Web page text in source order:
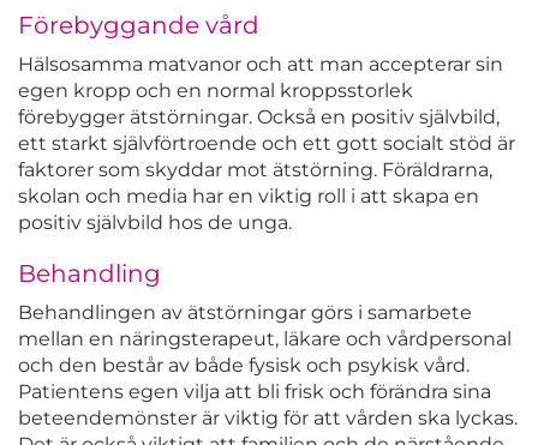
Förebyggande vård
Hälsosamma matvanor och att man accepterar sin
egen kropp och en normal kroppsstorlek
förebygger ätstörningar. Också en positiv självbild,
ett starkt självförtroende och ett gott socialt stöd är
faktorer som skyddar mot ätstörning. Föräldrarna,
skolan och media har en viktig roll i att skapa en
positiv självbild hos de unga.
Behandling
Behandlingen av ätstörningar görs i samarbete
mellan en näringsterapeut, läkare och vårdpersonal
och den består av både fysisk och psykisk vård.
Patientens egen vilja att bli frisk och förändra sina
beteendemönster är viktig för att vården ska lyckas.